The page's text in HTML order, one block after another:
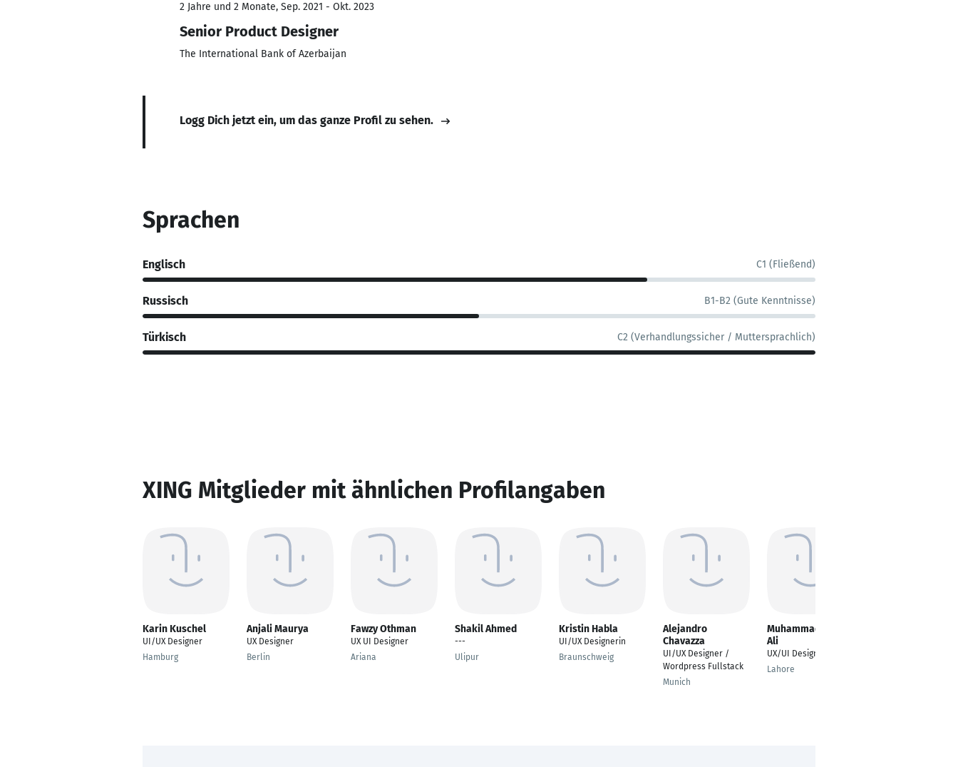
2 Jahre und 2 Monate, Sep. 2021 - Okt. 2023
Senior Product Designer
The International Bank of Azerbaijan
Logg Dich jetzt ein, um das ganze Profil zu sehen.
Sprachen
Englisch C1 (Fließend)
Russisch B1-B2 (Gute Kenntnisse)
Türkisch C2 (Verhandlungssicher / Muttersprachlich)
XING Mitglieder mit ähnlichen Profilangaben
Karin Kuschel
UI/UX Designer
Hamburg
Anjali Maurya
UX Designer
Berlin
Fawzy Othman
UX UI Designer
Ariana
Shakil Ahmed
---
Ulipur
Kristin Habla
UI/UX Designerin
Braunschweig
Alejandro
Chavazza
UI/UX Designer /
Wordpress Fullstack
Munich
Muhammad Sufyan
Ali
UX/UI Designer
Lahore